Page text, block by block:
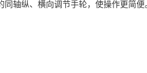
轴纵、横向调节手轮，使操作更简便